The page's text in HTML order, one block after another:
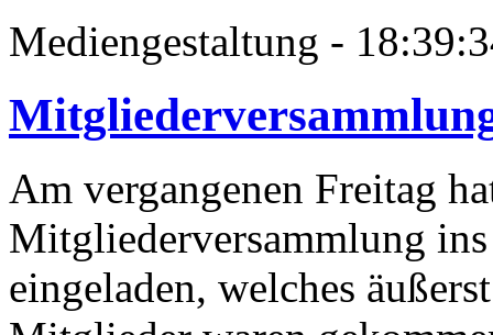
Mediengestaltung -
Am vergangenen Freitag
Mitgliederversammlung
eingeladen, welches